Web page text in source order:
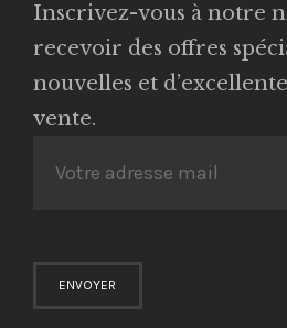
Inscrivez-vous à notre
recevoir des offres
nouvelles et
vente.